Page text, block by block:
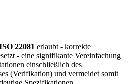
22081 erlaubt - korrekte
- eine signifikante Vereinfachung
einschließlich des
(Verifikation) und vermeidet somit